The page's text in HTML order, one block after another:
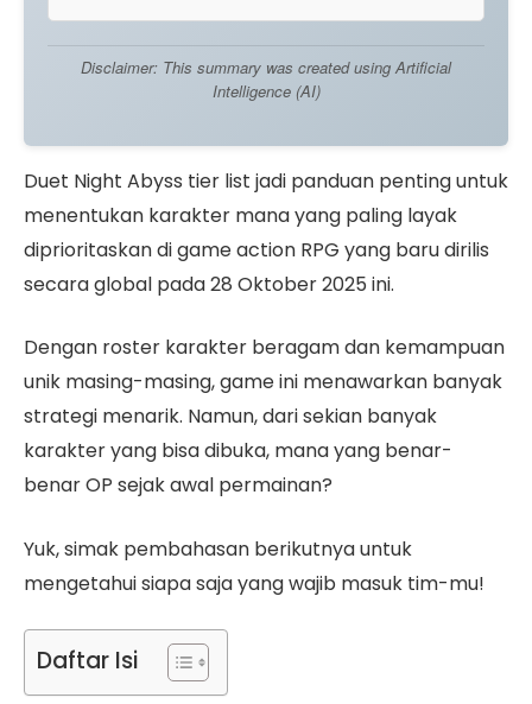
Disclaimer: This summary was created using Artificial
Intelligence (AI)
Duet Night Abyss tier list jadi panduan penting untuk
menentukan karakter mana yang paling layak
diprioritaskan di game action RPG yang baru dirilis
secara global pada 28 Oktober 2025 ini.
Dengan roster karakter beragam dan kemampuan
unik masing-masing, game ini menawarkan banyak
strategi menarik. Namun, dari sekian banyak
karakter yang bisa dibuka, mana yang benar-
benar OP sejak awal permainan?
Yuk, simak pembahasan berikutnya untuk
mengetahui siapa saja yang wajib masuk tim-mu!
Daftar Isi